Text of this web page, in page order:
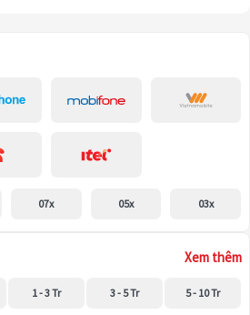
07x 05x 03x
Xem thêm
1 - 3 Tr 3 - 5 Tr 5 - 10 Tr